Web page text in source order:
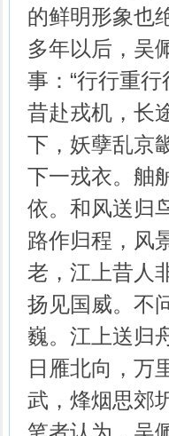
的鲜明形象也
多年以后，吴
事：“行行重
昔赴戎机，长
下，妖孽乱京
下一戎衣。舳
依。和风送归
路作归程，风
老，江上昔人
扬见国威。不
巍。江上送归
日雁北向，万
武，烽烟思郊